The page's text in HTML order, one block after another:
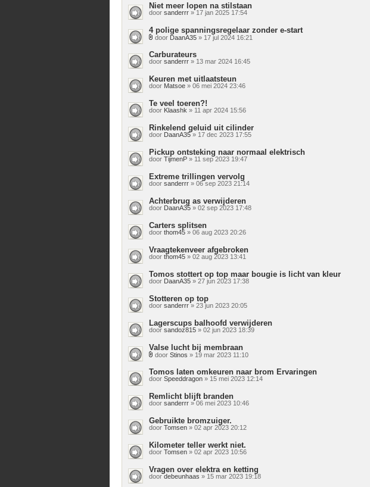
Niet meer lopen na stilstaan
door sanderrr» 17 jan 2025 17:54
4 polige spanningsregelaar zonder e-start
door DaanA35» 17 jul 2024 16:21
Carburateurs
door sanderrr» 13 mar 2024 16:45
Keuren met uitlaatsteun
door Matsoe» 06 mei 2024 23:46
Te veel toeren?!
door Klaashk » 11 apr 2024 15:56
Rinkelend geluid uit cilinder
door DaanA35» 17 dec 2023 17:55
Pickup ontsteking naar normaal elektrisch
door TijmenP» 11 sep 2023 19:47
Extreme trillingen vervolg
door sanderrr» 06 sep 2023 21:14
Achterbrug as verwijderen
door DaanA35» 02 sep 2023 17:48
Carters splitsen
door thom45» 06 aug 2023 20:26
Vraagtekenveer afgebroken
door thom45» 02 aug 2023 13:41
Tomos stottert op top maar bougie is licht van kleur
door DaanA35» 27 jun 2023 17:38
Stotteren op top
door sanderrr» 23 jun 2023 20:05
Lagerscups balhoofd verwijderen
door sandoz815» 02 jun 2023 18:39
Valse lucht bij membraan
door Stinos » 19 mar 2023 11:10
Tomos laten omkeuren naar brom Ervaringen
door Speeddragon» 15 mei 2023 12:14
Remlicht blijft branden
door sanderrr» 06 mei 2023 10:46
Gebruikte bromzuiger.
door Tomsen» 02 apr 2023 20:12
Kilometer teller werkt niet.
door Tomsen» 02 apr 2023 10:56
Vragen over elektra en ketting
doordebeunhaas » 15 mar 2023 19:18